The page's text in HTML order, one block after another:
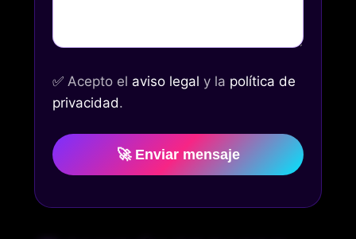
✅ Acepto el aviso legal y la política de
privacidad.
🚀 Enviar mensaje